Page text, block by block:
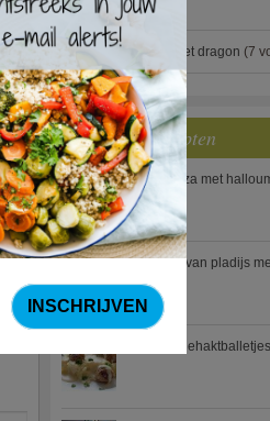
Meus)(15 votes)
4.7:Gestoofde kip met dragon (7
Nieuwste Recepten
Turkse pizza met
Waterzooi van pladijs
Zweedse gehaktballetjes